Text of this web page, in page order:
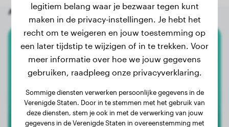
Andere willekeurige honden
Cane Corso
Skadi
1
legitiem belang waar je bezwaar tegen kunt
maken in de privacy-instellingen. Je hebt het
recht om te weigeren en jouw toestemming op
een later tijdstip te wijzigen of in te trekken. Voor
meer informatie over hoe we jouw gegevens
gebruiken, raadpleeg onze privacyverklaring.
Sommige diensten verwerken persoonlijke gegevens in de
Verenigde Staten. Door in te stemmen met het gebruik van
deze diensten, stem je ook in met de verwerking van jouw
gegevens in de Verenigde Staten in overeenstemming met